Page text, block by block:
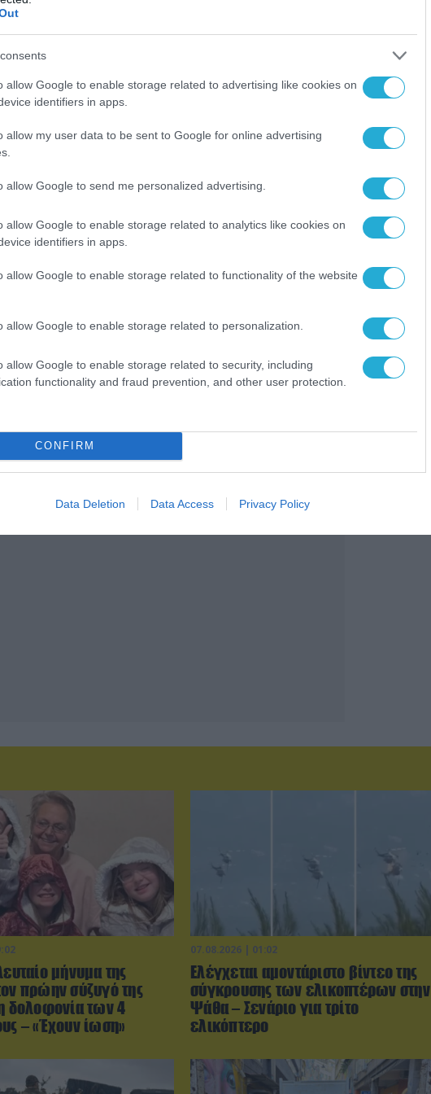
allow Google to enable storage related to advertising like cookies on
identifiers in apps.
allow my user data to be sent to Google for online advertising
allow Google to send me personalized advertising.
allow Google to enable storage related to analytics like cookies on
identifiers in apps.
allow Google to enable storage related to functionality of the website
allow Google to enable storage related to personalization.
allow Google to enable storage related to security, including
functionality and fraud prevention, and other user protection.
CONFIRM
Data Deletion Data Access Privacy Policy
ΑΡΘΡΟ
μήνυμα της
πρώην σύζυγό της
δολοφονία των 4
– «Έχουν ίωση»
07.08.2026 | 01:02
Ελέγχεται αμοντάριστο βίντεο της
σύγκρουσης των ελικοπτέρων στην
Ψάθα – Σενάριο για τρίτο
ελικόπτερο